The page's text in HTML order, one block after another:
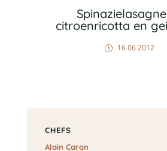
citroenricotta en
16 06 2012
CHEFS
Alain Caron